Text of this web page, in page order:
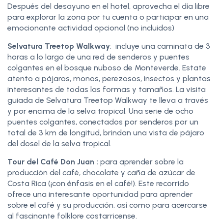
Después del desayuno en el hotel, aprovecha el día libre
para explorar la zona por tu cuenta o participar en una
emocionante actividad opcional (no incluidos)
Selvatura Treetop Walkway: incluye una caminata de 3
horas a lo largo de una red de senderos y puentes
colgantes en el bosque nuboso de Monteverde. Estate
atento a pájaros, monos, perezosos, insectos y plantas
interesantes de todas las formas y tamaños. La visita
guiada de Selvatura Treetop Walkway te lleva a través
y por encima de la selva tropical. Una serie de ocho
puentes colgantes, conectados por senderos por un
total de 3 km de longitud, brindan una vista de pájaro
del dosel de la selva tropical.
Tour del Café Don Juan : para aprender sobre la
producción del café, chocolate y caña de azúcar de
Costa Rica (¡con énfasis en el café!). Este recorrido
ofrece una interesante oportunidad para aprender
sobre el café y su producción, así como para acercarse
al fascinante folklore costarricense.